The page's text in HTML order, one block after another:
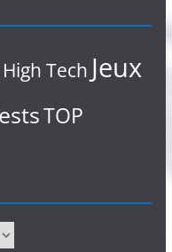
High Tech Jeux
TOP